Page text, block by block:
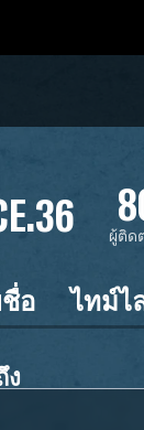
ผู้ติด
อ ไทม์ไ
ง